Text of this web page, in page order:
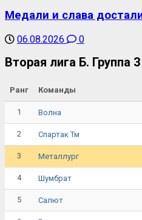
Медали и слава
06.08.2026 0
Вторая лига Б. Группа 3
Ранг Команды
1 Волна
2 Спартак Тм
3 Металлург
4 Шумбрат
5 Салют